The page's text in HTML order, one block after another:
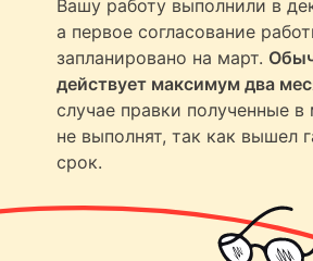
Вашу работу выполнили в
а первое согласование
запланировано на март.
действует максимум два
случае правки полученные в
не выполнят, так как вышел
срок.